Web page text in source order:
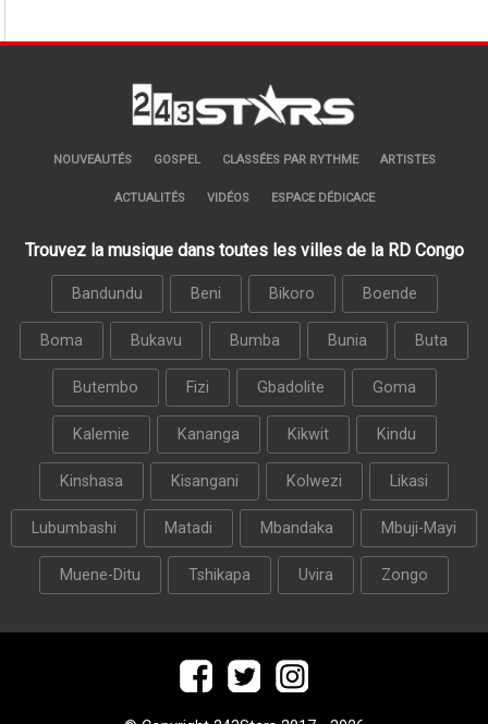
NOUVEAUTÉS GOSPEL CLASSÉES PAR RYTHME ARTISTES
ACTUALITÉS VIDÉOS ESPACE DÉDICACE
Trouvez la musique dans toutes les villes de la RD Congo
Bandundu Beni Bikoro Boende
Boma Bukavu Bumba Bunia Buta
Butembo Fizi Gbadolite Goma
Kalemie Kananga Kikwit Kindu
Kinshasa Kisangani Kolwezi Likasi
Lubumbashi Matadi Mbandaka Mbuji-Mayi
Muene-Ditu Tshikapa Uvira Zongo